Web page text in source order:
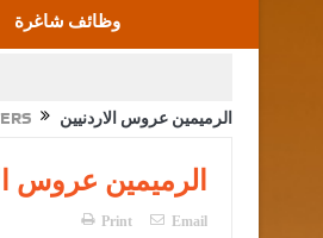
وظائف شاغرة
الملك يتلقى
الرميمين عروس الاردنيين
الرميمين عروس
Print Email